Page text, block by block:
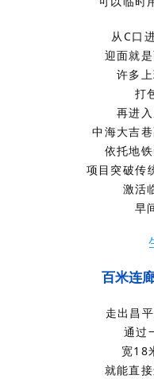
从C口
迎面就
许多
打
再进
中海大吉
依托地
项目突破传
激活
早
百米连
走出昌
通过
宽18
就能直